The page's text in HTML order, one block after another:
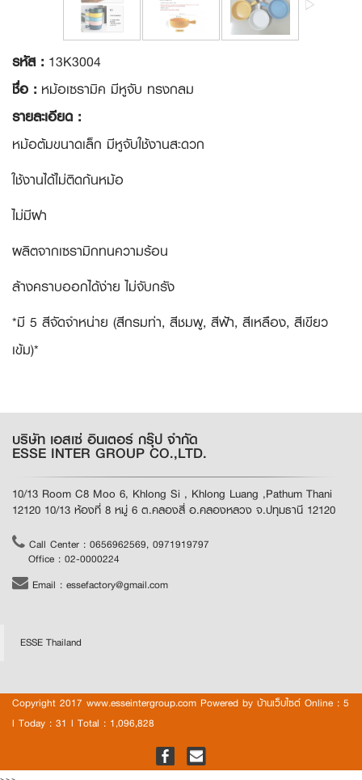
รหัส : 13K3004
ชื่อ : หม้อเซรามิค มีหูจับ ทรงกลม
รายละเอียด :
หม้อต้มขนาดเล็ก มีหูจับใช้งานสะดวก
ใช้งานได้ไม่ติดก้นหม้อ
ไม่มีฝา
ผลิตจากเซรามิกทนความร้อน
ล้างคราบออกได้ง่าย ไม่จับกรัง
*มี 5 สีจัดจำหน่าย (สีกรมท่า, สีชมพู, สีฟ้า, สีเหลือง, สีเขียว
เข้ม)*
บริษัท เอสเซ่ อินเตอร์ กรุ๊ป จำกัด
ESSE INTER GROUP CO.,LTD.
10/13 Room C8 Moo 6, Khlong Si , Khlong Luang ,Pathum Thani
12120 10/13 ห้องที่ 8 หมู่ 6 ต.คลองสี่ อ.คลองหลวง จ.ปทุมธานี 12120
Call Center : 0656962569, 0971919797
Office : 02-0000224
Email : essefactory@gmail.com
ESSE Thailand
Copyright 2017 www.esseintergroup.com Powered by บ้านเว็บไซต์ Online : 5
l Today : 31 l Total : 1,096,828